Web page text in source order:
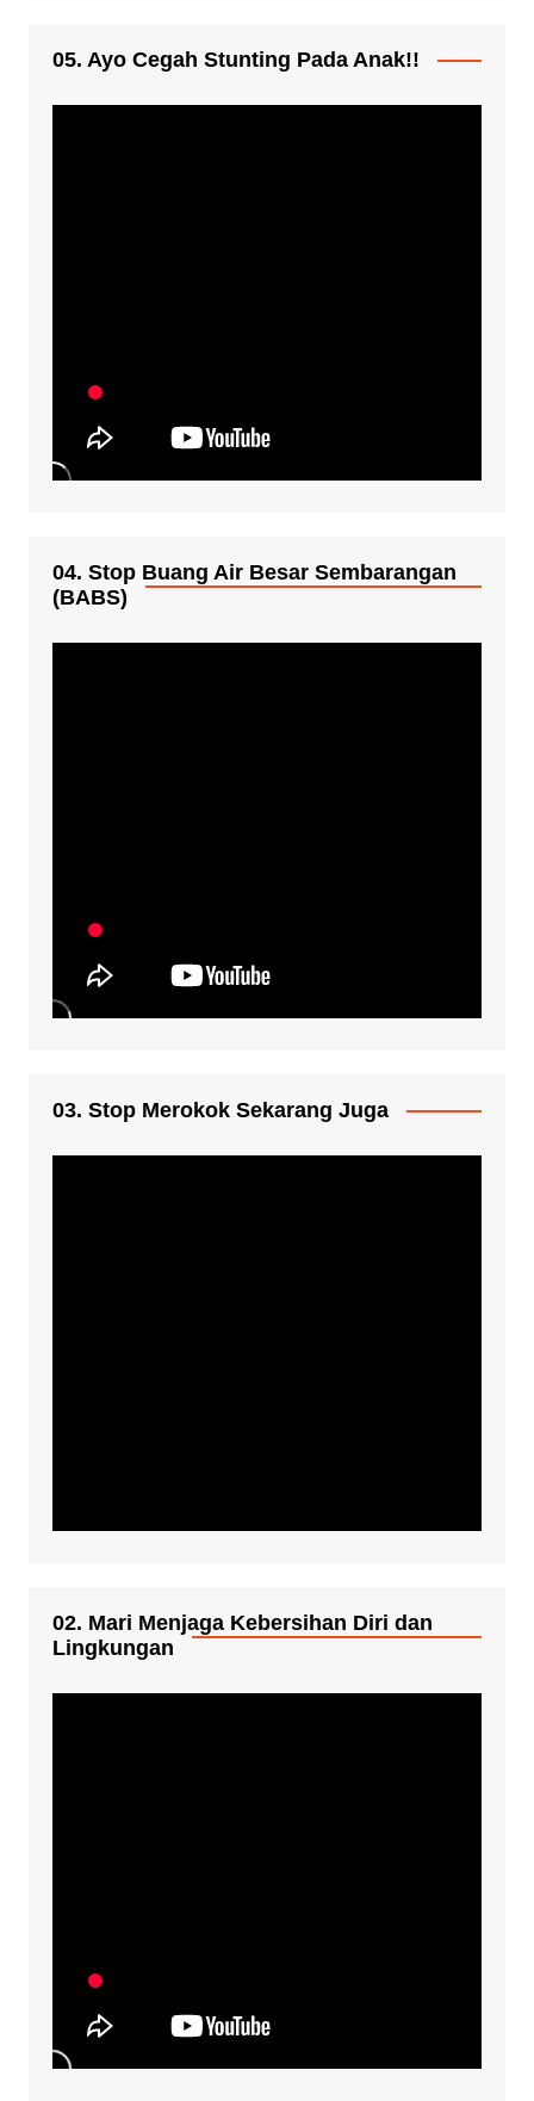
05. Ayo Cegah Stunting Pada Anak!!
04. Stop Buang Air Besar Sembarangan
(BABS)
03. Stop Merokok Sekarang Juga
02. Mari Menjaga Kebersihan Diri dan
Lingkungan